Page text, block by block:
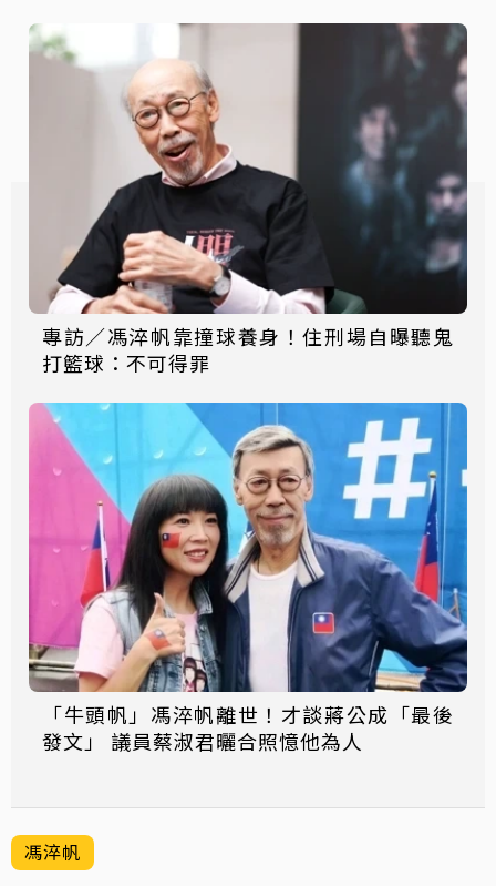
專訪／馮淬帆靠撞球養身！住刑場自曝聽鬼
打籃球：不可得罪
「牛頭帆」馮淬帆離世！才談蔣公成「最後
發文」 議員蔡淑君曬合照憶他為人
馮淬帆